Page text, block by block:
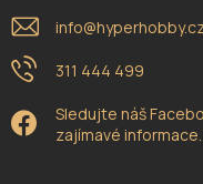
info@
311 444 499
Sledujte náš
zajímavé informace.